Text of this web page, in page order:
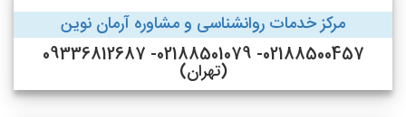
مرکز خدمات روانشناسی و مشاوره آرمان نوین
02188500457- 02188501079- 09336812687
(تهران)